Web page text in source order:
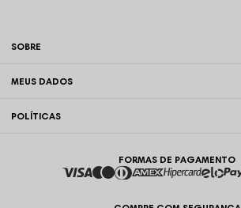
SOBRE
MEUS DADOS
POLÍTICAS
FORMAS DE PAGAMENTO